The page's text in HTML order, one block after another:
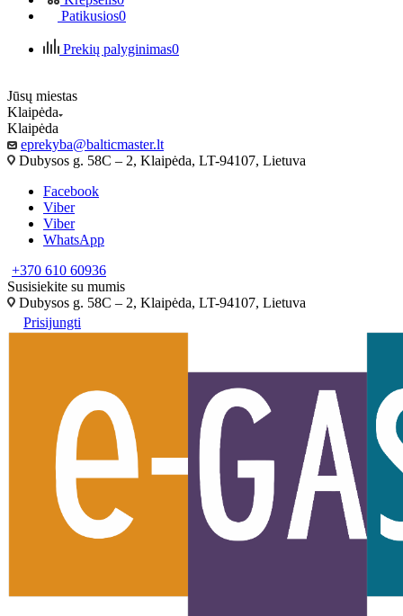
Patikusios0
Prekių palyginimas0
Jūsų miestas
Klaipėda
Klaipėda
eprekyba@balticmaster.lt
Dubysos g. 58C – 2, Klaipėda, LT-94107, Lietuva
Facebook
Viber
Viber
WhatsApp
+370 610 60936
Susisiekite su mumis
Dubysos g. 58C – 2, Klaipėda, LT-94107, Lietuva
Prisijungti